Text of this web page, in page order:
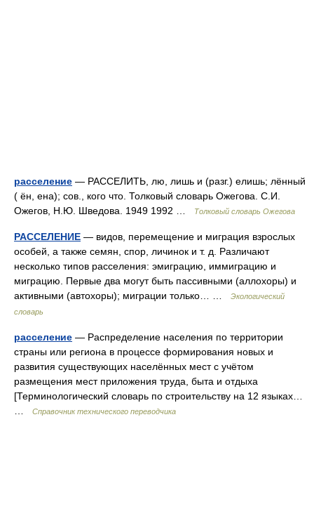
расселение — РАССЕЛИТЬ, лю, лишь и (разг.) елишь; лённый
( ён, ена); сов., кого что. Толковый словарь Ожегова. С.И.
Ожегов, Н.Ю. Шведова. 1949 1992 …
Толковый словарь Ожегова
РАССЕЛЕНИЕ — видов, перемещение и миграция взрослых
особей, а также семян, спор, личинок и т. д. Различают
несколько типов расселения: эмиграцию, иммиграцию и
миграцию. Первые два могут быть пассивными (аллохоры) и
активными (автохоры); миграции только… …
Экологический
словарь
расселение — Распределение населения по территории
страны или региона в процессе формирования новых и
развития существующих населённых мест с учётом
размещения мест приложения труда, быта и отдыха
[Терминологический словарь по строительству на 12 языках…
Справочник технического переводчика